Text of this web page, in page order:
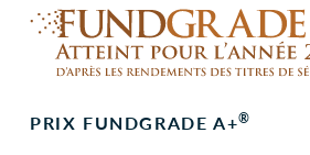
PRIX FUNDGRADE A+®